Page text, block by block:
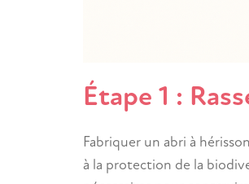
Étape 1 :
Fabriquer un abri à
à la protection de la